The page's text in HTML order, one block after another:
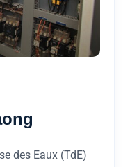
des Eaux (TdE)